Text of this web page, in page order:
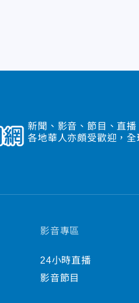
新聞、影音、節目、直
各地華人亦頗受歡迎，
影音專區
24小時直播
影音節目